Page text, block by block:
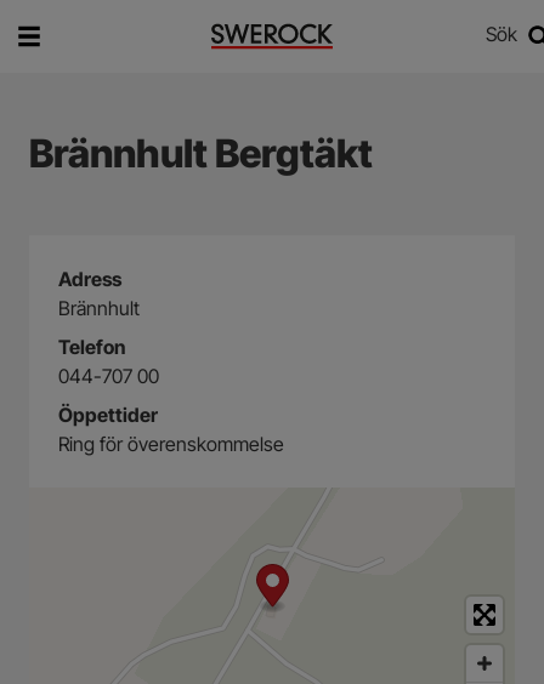
Sök
Brännhult Bergtäkt
Adress
Brännhult
Telefon
044-707 00
Öppettider
Ring för överenskommelse